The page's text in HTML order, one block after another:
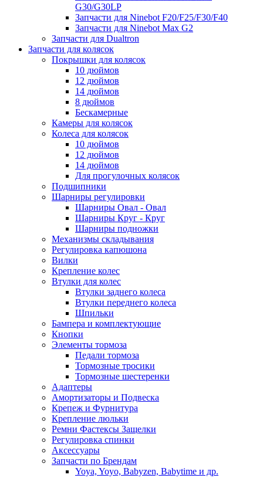
G30/G30LP
Запчасти для Ninebot F20/F25/F30/F40
Запчасти для Ninebot Max G2
Запчасти для Dualtron
Запчасти для колясок
Покрышки для колясок
10 дюймов
12 дюймов
14 дюймов
8 дюймов
Бескамерные
Камеры для колясок
Колеса для колясок
10 дюймов
12 дюймов
14 дюймов
Для прогулочных колясок
Подшипники
Шарниры регулировки
Шарниры Овал - Овал
Шарниры Круг - Круг
Шарниры подножки
Механизмы складывания
Регулировка капюшона
Вилки
Крепление колес
Втулки для колес
Втулки заднего колеса
Втулки переднего колеса
Шпильки
Бампера и комплектующие
Кнопки
Элементы тормоза
Педали тормоза
Тормозные тросики
Тормозные шестеренки
Адаптеры
Амортизаторы и Подвеска
Крепеж и Фурнитура
Крепление люльки
Ремни Фастексы Защелки
Регулировка спинки
Аксессуары
Запчасти по Брендам
Yoya, Yoyo, Babyzen, Babytime и др.